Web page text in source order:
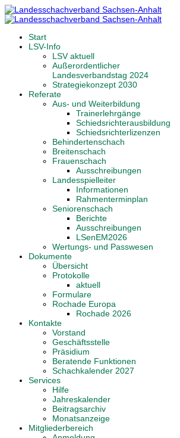
Start
LSV-Info
LSV aktuell
Außerordentlicher
Landesverbandstag 2024
Strategiekonzept 2030
Referate
Aus- und Weiterbildung
Trainerlehrgänge
Schiedsrichterausbildung
Schiedsrichterlizenzen
Behindertenschach
Breitenschach
Frauenschach
Ausschreibungen
Landesspielleiter
Informationen
Rahmenterminplan
Seniorenschach
Berichte
Ausschreibungen
LSenEM2026
Wertungs- und Passwesen
Dokumente
Übersicht
Protokolle
aktuell
Formulare
Rochade Europa
Rochade 2026
Kontakte
Vorstand
Geschäftsstelle
Präsidium
Beratende Funktionen
Schachkalender 2027
Services
Hilfe
Jahreskalender
Beitragsarchiv
Monatsanzeige
Mitgliederbereich